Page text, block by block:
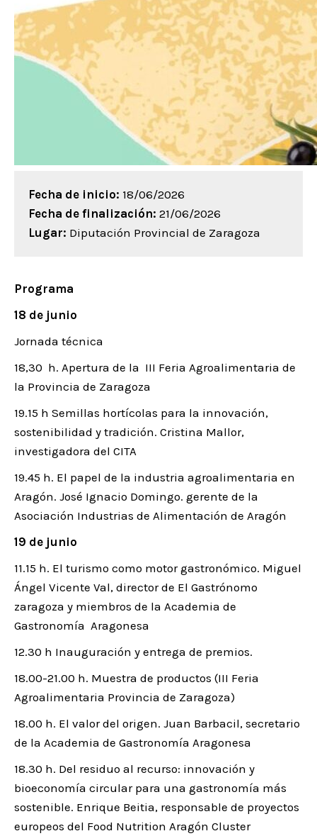
Fecha de inicio: 18/06/2026
Fecha de finalización: 21/06/2026
Lugar: Diputación Provincial de Zaragoza
Programa
18 de junio
Jornada técnica
18,30 h. Apertura de la III Feria Agroalimentaria de
la Provincia de Zaragoza
19.15 h Semillas hortícolas para la innovación,
sostenibilidad y tradición. Cristina Mallor,
investigadora del CITA
19.45 h. El papel de la industria agroalimentaria en
Aragón. José Ignacio Domingo. gerente de la
Asociación Industrias de Alimentación de Aragón
19 de junio
11.15 h. El turismo como motor gastronómico. Miguel
Ángel Vicente Val, director de El Gastrónomo
zaragoza y miembros de la Academia de
Gastronomía Aragonesa
12.30 h Inauguración y entrega de premios.
18.00-21.00 h. Muestra de productos (III Feria
Agroalimentaria Provincia de Zaragoza)
18.00 h. El valor del origen. Juan Barbacil, secretario
de la Academia de Gastronomía Aragonesa
18.30 h. Del residuo al recurso: innovación y
bioeconomía circular para una gastronomía más
sostenible. Enrique Beitia, responsable de proyectos
europeos del Food Nutrition Aragón Cluster